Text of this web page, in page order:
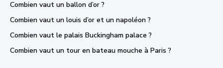
Combien vaut un ballon d’or ?
Combien vaut un louis d’or et un napoléon ?
Combien vaut le palais Buckingham palace ?
Combien vaut un tour en bateau mouche à Paris ?